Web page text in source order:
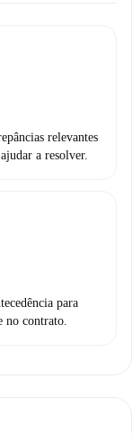
relevantes
a resolver.
para
no contrato.